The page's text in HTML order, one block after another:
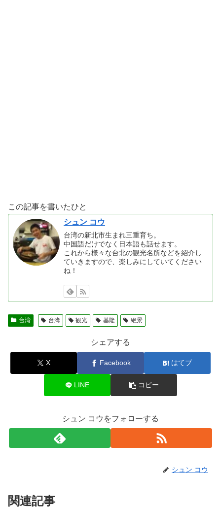
この記事を書いたひと
シュン コウ
台湾の新北市生まれ三重育ち。
中国語だけでなく日本語も話せます。
これから様々な台北の観光名所などを紹介し
ていきますので、楽しみにしていてください
ね！
台湾 台湾 観光 基隆 絶景
シェアする
X Facebook はてブ
LINE コピー
シュン コウをフォローする
シュン コウ
関連記事